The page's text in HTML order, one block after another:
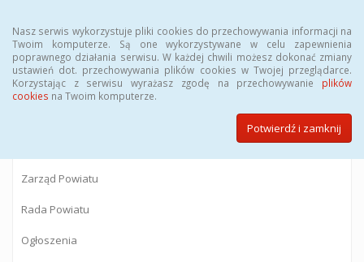
Nasz serwis wykorzystuje pliki cookies do przechowywania informacji na
Twoim komputerze. Są one wykorzystywane w celu zapewnienia
poprawnego działania serwisu. W każdej chwili możesz dokonać zmiany
ustawień dot. przechowywania plików cookies w Twojej przeglądarce.
Korzystając z serwisu wyrażasz zgodę na przechowywanie plików
cookies na Twoim komputerze.
Potwierdź i zamknij
BIULETYN INFORMACJI PUBLICZNEJ
Starostwa Powiatowego w Gostyninie
Zarząd Powiatu
Rada Powiatu
Ogłoszenia